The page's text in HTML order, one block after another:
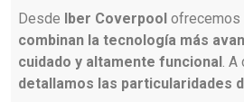
Desde Iber Coverpool ofrecemos
combinan la tecnología más
cuidado y altamente funcional . A
detallamos las particularidades